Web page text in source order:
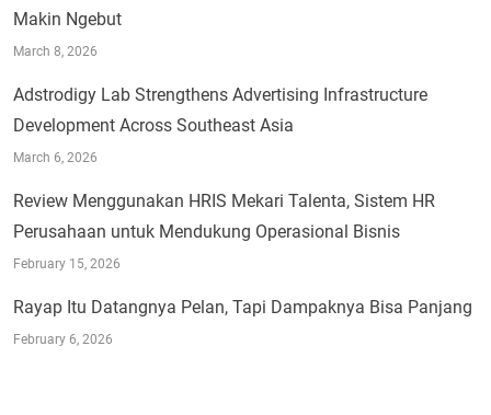
Makin Ngebut
March 8, 2026
Adstrodigy Lab Strengthens Advertising Infrastructure
Development Across Southeast Asia
March 6, 2026
Review Menggunakan HRIS Mekari Talenta, Sistem HR
Perusahaan untuk Mendukung Operasional Bisnis
February 15, 2026
Rayap Itu Datangnya Pelan, Tapi Dampaknya Bisa Panjang
February 6, 2026